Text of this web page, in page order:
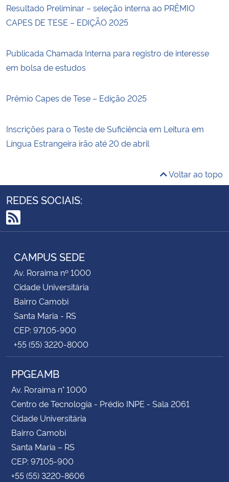
Resultado Preliminar – seleção interna ao PRÊMIO
CAPES DE TESE – EDIÇÃO 2025
Publicada Chamada Interna para registro de interesse
em bolsa de estudos
Prêmio Capes de Tese – Edição 2025
Inscrições para o Teste de Suficiência em Leitura em
Língua Estrangeira irão até 20 de abril
Voltar ao topo
REDES SOCIAIS:
RSS
CAMPUS SEDE
Av. Roraima nº 1000
Cidade Universitária
Bairro Camobi
Santa Maria - RS
CEP: 97105-900
+55 (55) 3220-8000
PPGEAMB
Av. Roraima n° 1000
Centro de Tecnologia - Prédio INPE - Sala 2061
Cidade Universitária
Bairro Camobi
Santa Maria – RS
CEP: 97105-900
+55 (55) 3220-8606